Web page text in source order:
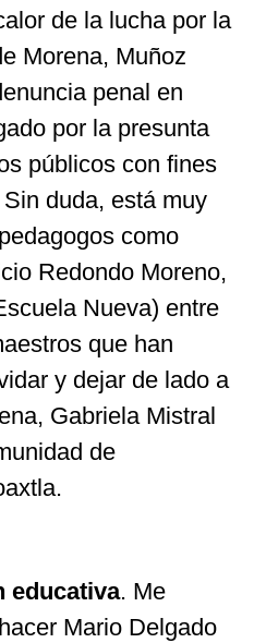
de la lucha por la
Morena, Muñoz
penal en
por la presunta
públicos con fines
duda, está muy
como
Redondo Moreno,
Nueva) entre
que han
y dejar de lado a
Gabriela Mistral
de
educativa. Me
Mario Delgado